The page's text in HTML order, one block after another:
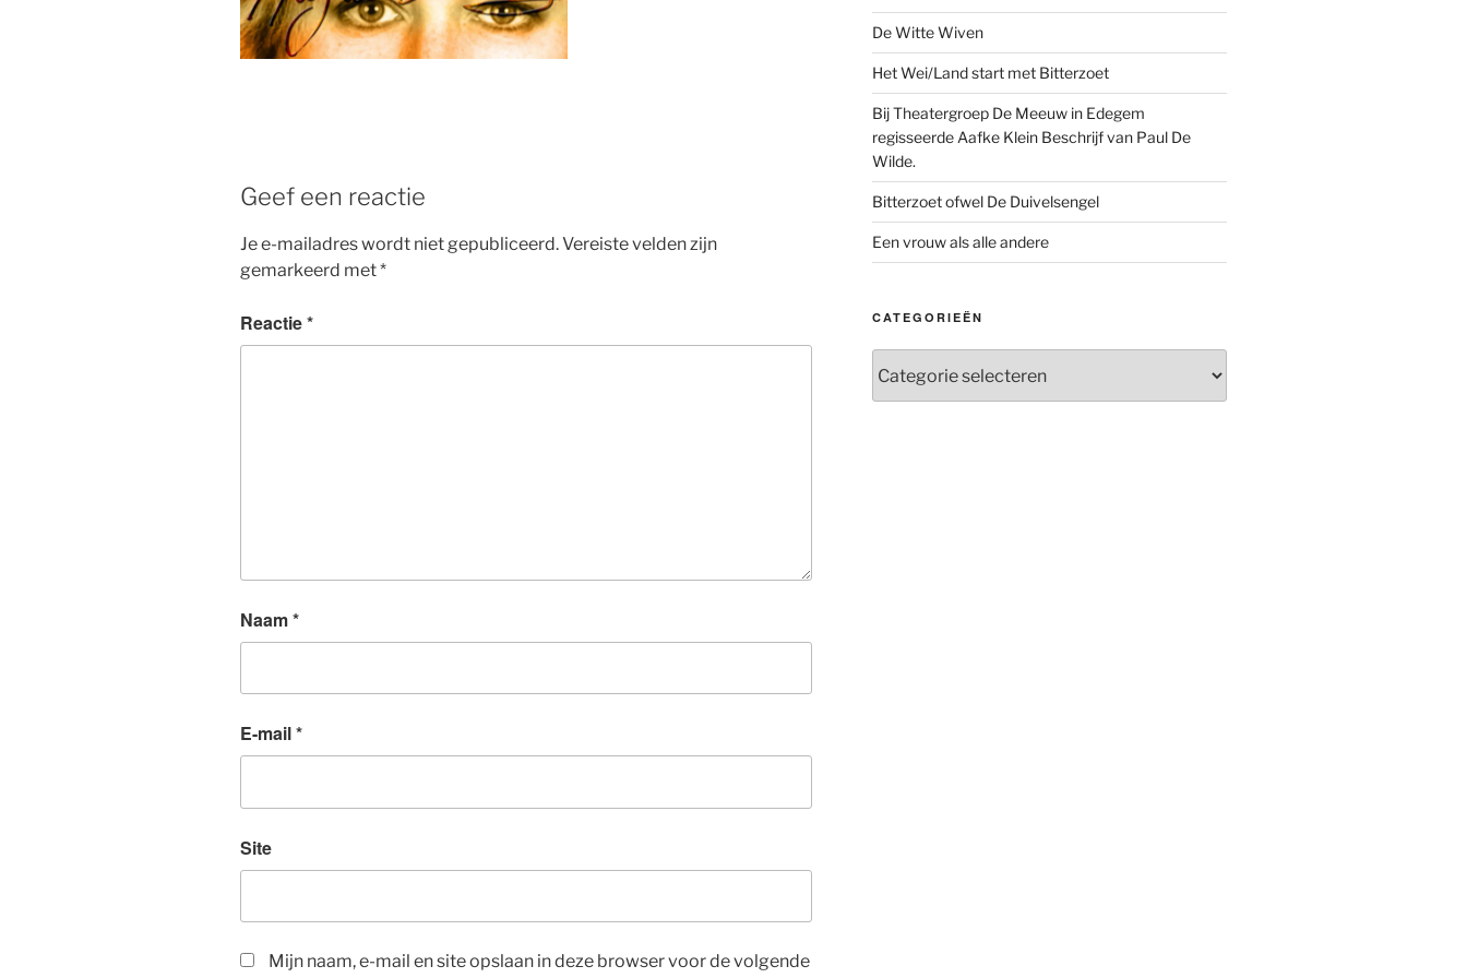
Geef een reactie
Je e-mailadres wordt niet gepubliceerd.Vereiste velden zijn
gemarkeerd met*
Reactie*
Naam*
E-mail*
Site
Mijn naam, e-mail en site opslaan in deze browser voor de volgende
De Witte Wiven
Het Wei/Land start met Bitterzoet
Bij Theatergroep De Meeuw in Edegem
regisseerde Aafke Klein Beschrijf van Paul De
Wilde.
Bitterzoet ofwel De Duivelsengel
Een vrouw als alle andere
CATEGORIEËN